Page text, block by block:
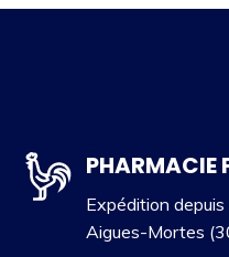
PHARMACIE
Expédition
Aigues-Mortes